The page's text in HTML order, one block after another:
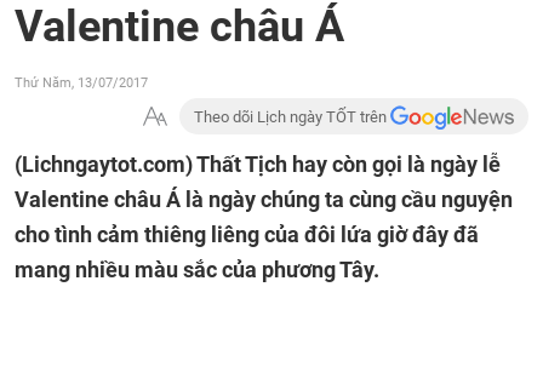
Valentine châu Á
Thứ Năm, 13/07/2017
Theo dõi Lịch ngày TỐT trên
(Lichngaytot.com)Thất Tịch hay còn gọi là ngày lễ
Valentine châu Á là ngày chúng ta cùng cầu nguyện
cho tình cảm thiêng liêng của đôi lứa giờ đây đã
mang nhiều màu sắc của phương Tây.